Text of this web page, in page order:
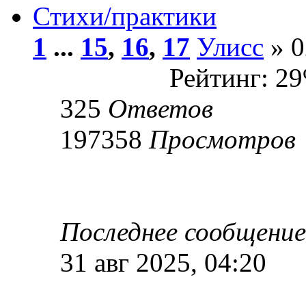
Стихи/практики
1 ... 15, 16, 17 Улисс »
Рейтинг:
325 Ответов
197358 Просмотров
Последнее
31 авг 2025, 04:20